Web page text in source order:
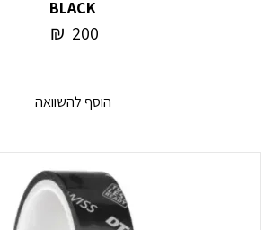
BLACK
200
₪
הוסף להשוואה